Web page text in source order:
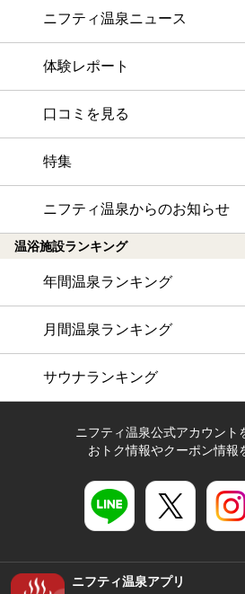
ニフティ温泉ニュース
体験レポート
口コミを見る
特集
ニフティ温泉からのお知らせ
温浴施設ランキング
年間温泉ランキング
月間温泉ランキング
サウナランキング
ニフティ温泉公式アカウント
おトク情報やクーポン情報
ニフティ温泉アプリ